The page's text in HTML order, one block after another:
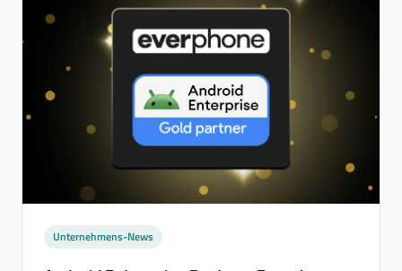
Unternehmens-News